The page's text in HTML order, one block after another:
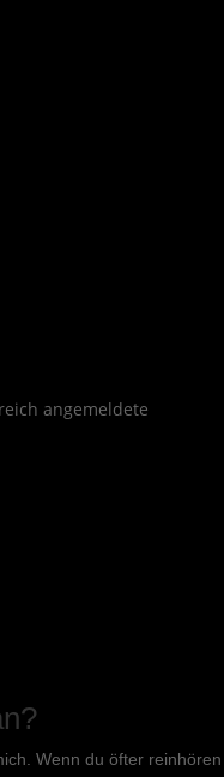
angemeldete
Wenn du öfter reinhören